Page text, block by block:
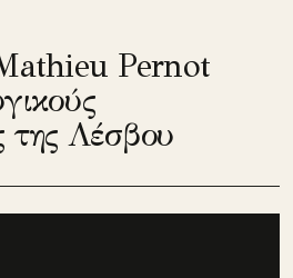
Pernot
της Λέσβου